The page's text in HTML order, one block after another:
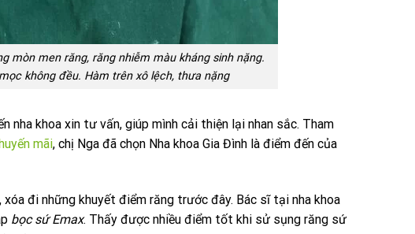
mòn men răng, răng nhiễm màu kháng sinh nặng.
không đều. Hàm trên xô lệch, thưa nặng
nha khoa xin tư vấn, giúp mình cải thiện lại nhan sắc. Tham
mãi, chị Nga đã chọn Nha khoa Gia Đình là điểm đến của
đi những khuyết điểm răng trước đây. Bác sĩ tại nha khoa
bọc sứ Emax. Thấy được nhiều điểm tốt khi sử sụng răng sứ